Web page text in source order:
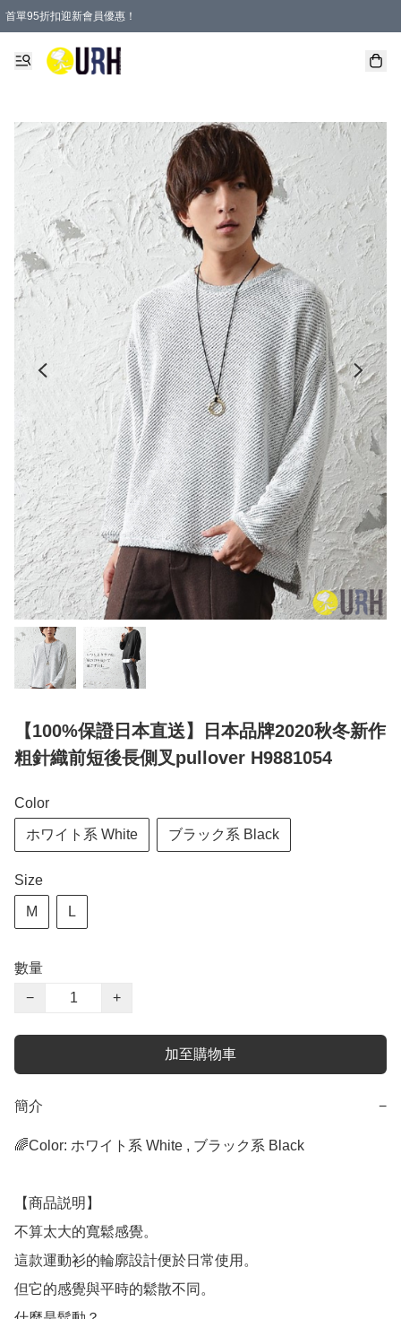
首單95折扣迎新會員優惠！
特選會員可享全單低至 95 折優惠！
單一訂單滿HKD600(澳門HKD800)包郵寄順豐送到家。
【100%保證日本直送】日本品牌2020秋冬新作
粗針織前短後長側叉pullover H9881054
Color
ホワイト系 White ブラック系 Black
Size
M L
數量
−
+
加至購物車
簡介 −
🌈Color: ホワイト系 White , ブラック系 Black
【商品説明】
不算太大的寬鬆感覺。
這款運動衫的輪廓設計便於日常使用。
但它的感覺與平時的鬆散不同。